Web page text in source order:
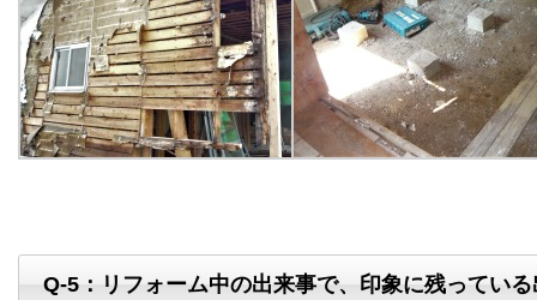
Q-5：リフォーム中の出来事で、印象に残ってい